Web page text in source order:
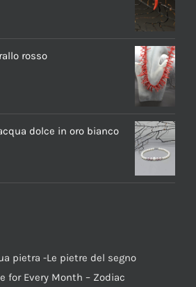
rosso
dolce in oro bianco
pietra -Le pietre del segno
for Every Month – Zodiac